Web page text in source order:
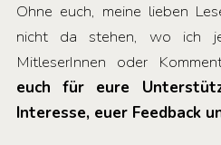
Ohne euch, meine lieben
nicht da stehen, wo ich
MitleserInnen oder
euch für eure
Interesse, euer Feedback